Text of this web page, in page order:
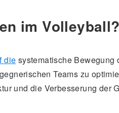
im Volleyball?
die systematische Bewegung
Teams zu
und die Verbesserung der